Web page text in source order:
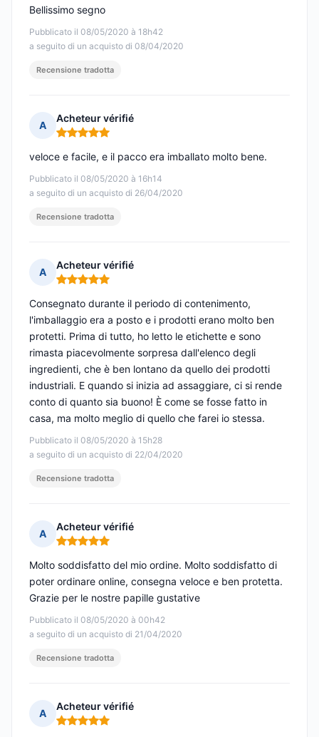
Pubblicato il 08/05/2020 à 18h42
a seguito di un acquisto di 08/04/2020
Bellissimo segno
Recensione tradotta
A
Acheteur vérifié
Nota: 5 su 5
Pubblicato il 08/05/2020 à 16h14
a seguito di un acquisto di 26/04/2020
veloce e facile, e il pacco era imballato molto bene.
Recensione tradotta
A
Acheteur vérifié
Nota: 5 su 5
Pubblicato il 08/05/2020 à 15h28
a seguito di un acquisto di 22/04/2020
Consegnato durante il periodo di contenimento,
l'imballaggio era a posto e i prodotti erano molto ben
protetti. Prima di tutto, ho letto le etichette e sono
rimasta piacevolmente sorpresa dall'elenco degli
ingredienti, che è ben lontano da quello dei prodotti
industriali. E quando si inizia ad assaggiare, ci si rende
conto di quanto sia buono! È come se fosse fatto in
casa, ma molto meglio di quello che farei io stessa.
Recensione tradotta
A
Acheteur vérifié
Nota: 5 su 5
Pubblicato il 08/05/2020 à 00h42
a seguito di un acquisto di 21/04/2020
Molto soddisfatto del mio ordine. Molto soddisfatto di
poter ordinare online, consegna veloce e ben protetta.
Grazie per le nostre papille gustative
Recensione tradotta
A
Acheteur vérifié
Nota: 5 su 5